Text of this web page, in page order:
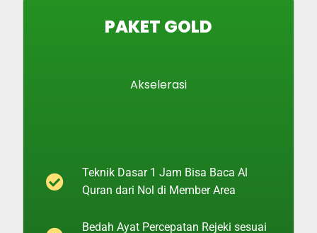
PAKET GOLD
Akselerasi
Teknik Dasar 1 Jam Bisa Baca Al
Quran dari Nol di Member Area
Bedah Ayat Percepatan Rejeki sesuai